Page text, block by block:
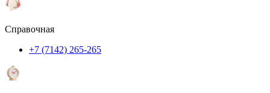
Справочная
+7 (7142) 265-265